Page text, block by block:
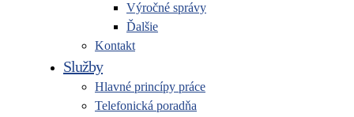
Výročné správy
Ďalšie
Kontakt
Služby
Hlavné princípy práce
Telefonická poradňa